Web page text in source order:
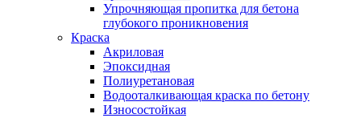
Упрочняющая пропитка для бетона
глубокого проникновения
Краска
Акриловая
Эпоксидная
Полиуретановая
Водооталкивающая краска по бетону
Износостойкая